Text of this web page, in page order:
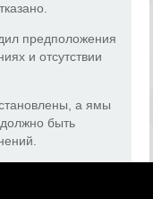
предположения
и отсутствии
а ямы
быть